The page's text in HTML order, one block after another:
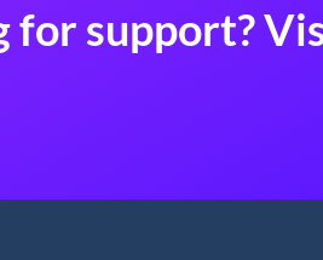
for support?